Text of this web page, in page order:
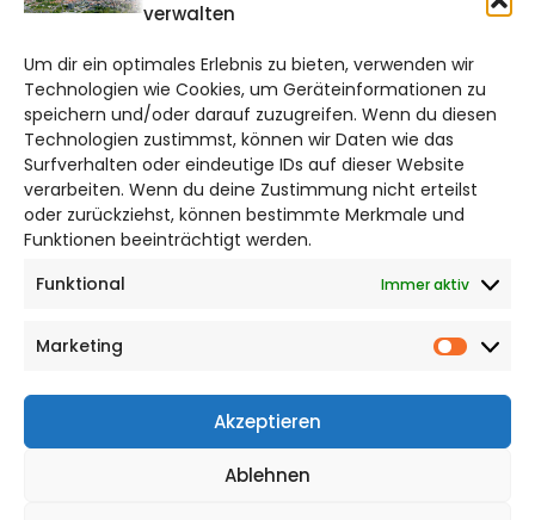
verwalten
Um dir ein optimales Erlebnis zu bieten, verwenden wir
Technologien wie Cookies, um Geräteinformationen zu
speichern und/oder darauf zuzugreifen. Wenn du diesen
Technologien zustimmst, können wir Daten wie das
Surfverhalten oder eindeutige IDs auf dieser Website
verarbeiten. Wenn du deine Zustimmung nicht erteilst
oder zurückziehst, können bestimmte Merkmale und
Funktionen beeinträchtigt werden.
Funktional
Immer aktiv
Marketing
Akzeptieren
Ablehnen
Bruchtorwall 12
38100 Braunschweig
Telefon: 0531 387220 – 65
DAS STADTMAGAZIN FÜR
BRAUNSCHWEIG
Impressum
Cookie Richtlinie
CITYLIFE! BEI FACEBOOK